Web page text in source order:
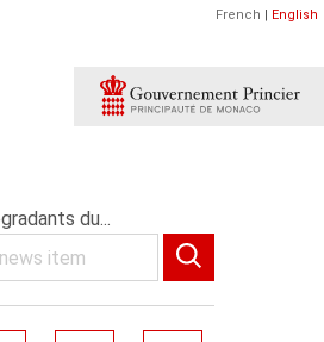
French | English
du...